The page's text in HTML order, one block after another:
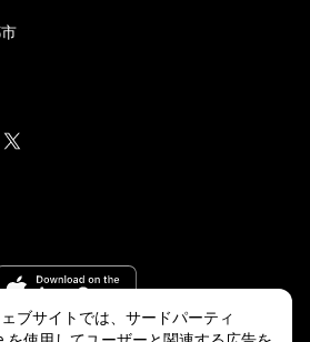
ブサイトでは、サードパーティ